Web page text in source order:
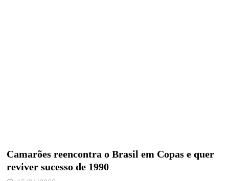
Camarões reencontra o Brasil em Copas e quer
reviver sucesso de 1990